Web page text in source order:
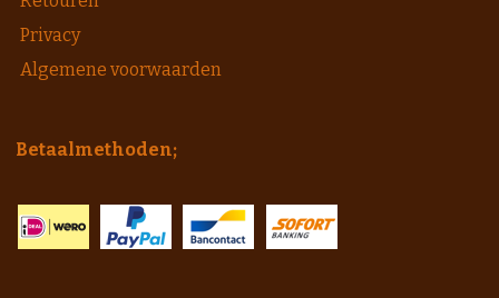
Privacy
Algemene voorwaarden
Betaalmethoden;